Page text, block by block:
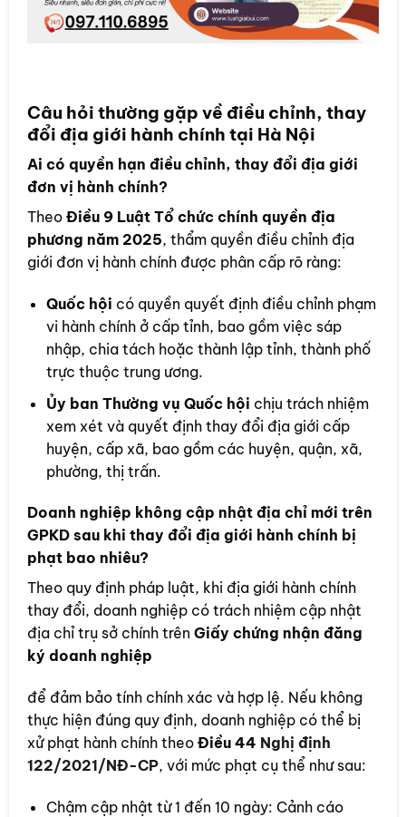
Câu hỏi thường gặp về điều chỉnh, thay
đổi địa giới hành chính tại Hà Nội
Ai có quyền hạn điều chỉnh, thay đổi địa giới
đơn vị hành chính?
Theo Điều 9 Luật Tổ chức chính quyền địa
phương năm 2025, thẩm quyền điều chỉnh địa
giới đơn vị hành chính được phân cấp rõ ràng:
Quốc hội có quyền quyết định điều chỉnh phạm
vi hành chính ở cấp tỉnh, bao gồm việc sáp
nhập, chia tách hoặc thành lập tỉnh, thành phố
trực thuộc trung ương.
Ủy ban Thường vụ Quốc hội chịu trách nhiệm
xem xét và quyết định thay đổi địa giới cấp
huyện, cấp xã, bao gồm các huyện, quận, xã,
phường, thị trấn.
Doanh nghiệp không cập nhật địa chỉ mới trên
GPKD sau khi thay đổi địa giới hành chính bị
phạt bao nhiêu?
Theo quy định pháp luật, khi địa giới hành chính
thay đổi, doanh nghiệp có trách nhiệm cập nhật
địa chỉ trụ sở chính trên Giấy chứng nhận đăng
ký doanh nghiệp
để đảm bảo tính chính xác và hợp lệ. Nếu không
thực hiện đúng quy định, doanh nghiệp có thể bị
xử phạt hành chính theo Điều 44 Nghị định
122/2021/NĐ-CP, với mức phạt cụ thể như sau:
Chậm cập nhật từ 1 đến 10 ngày: Cảnh cáo